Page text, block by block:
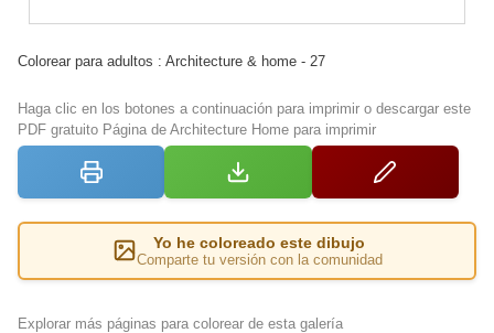
Colorear para adultos : Architecture & home - 27
Haga clic en los botones a continuación para imprimir o descargar este
PDF gratuito Página de Architecture Home para imprimir
Yo he coloreado este dibujo
Comparte tu versión con la comunidad
Explorar más páginas para colorear de esta galería